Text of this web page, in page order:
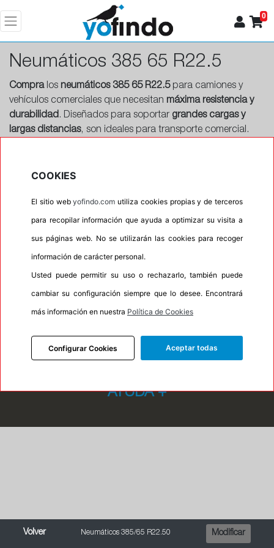
0
Neumáticos 385 65 R22.5
Compralos neumáticos 385 65 R22.5para camiones y
vehículos comerciales que necesitan máxima resistencia y
durabilidad. Diseñados para soportar grandes cargas y
largas distancias, son ideales para transporte comercial.
Volver Neumáticos 385/65 R22.50 Modificar
MARCAS+
DESTACADOS+
AYUDA+
COOKIES
El sitio webyofindo.com utiliza cookies propias y de terceros
para recopilar información que ayuda a optimizar su visita a
sus páginas web. No se utilizarán las cookies para recoger
información de carácter personal.
Usted puede permitir su uso o rechazarlo, también puede
cambiar su configuración siempre que lo desee. Encontrará
más información en nuestra Política de Cookies
Configurar Cookies Aceptar todas